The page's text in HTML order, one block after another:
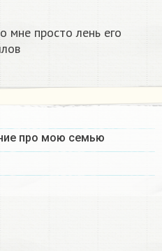
мне просто лень его
про мою семью